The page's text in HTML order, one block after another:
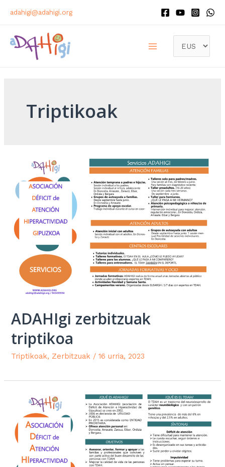
adahigi@adahigi.org
Triptikoak
ADAHIgi zerbitzuak
triptikoa
Triptikoak, Zerbitzuak /16 urria, 2023